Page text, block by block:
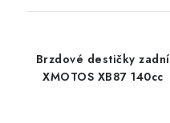
Brzdové destičky zadní
XMOTOS XB87 140cc